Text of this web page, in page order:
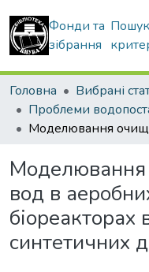
Фонди та
зібрання
Головна
Моделювання
вод в
біореакторах
синтетичних